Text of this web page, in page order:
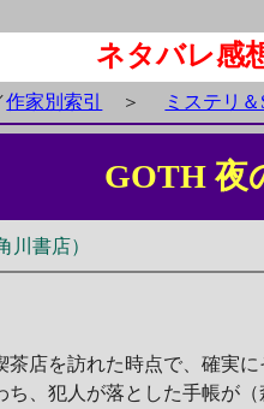
ネタバレ感
作家別索引 ＞ ミステリ
GOTH 夜
書店）
茶店を訪れた時点で、確実
ち、犯人が落とした手帳が